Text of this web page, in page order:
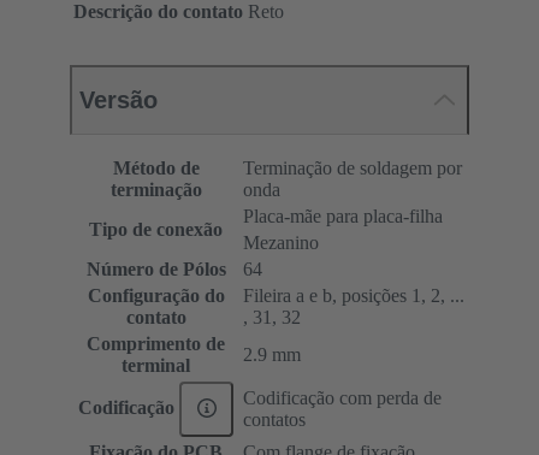
Descrição do contato Reto
Versão
Método de
terminação
Terminação de soldagem por
onda
Tipo de conexão
Placa-mãe para placa-filha
Mezanino
Número de Pólos
64
Configuração do
contato
Fileira a e b, posições 1, 2, ...
, 31, 32
Comprimento de
terminal
2.9 mm
Codificação
Codificação com perda de
contatos